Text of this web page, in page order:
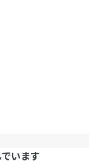
います